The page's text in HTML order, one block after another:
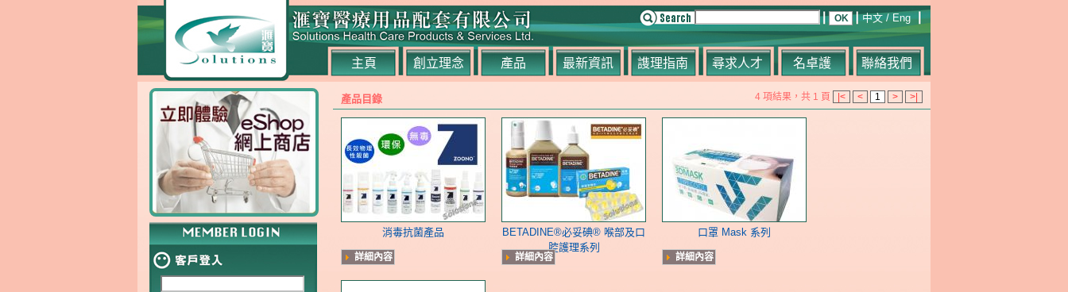
主頁 創立理念 產品 最新資訊 謢理指南 尋求人才 名卓護 聯絡我們
中文 /Eng
4 項結果，共 1 頁 |< < 1 > >|
產品目錄
消毒抗菌產品
詳細內容
BETADINE®必妥碘® 喉部及口
腔護理系列
詳細內容
口罩 Mask 系列
詳細內容